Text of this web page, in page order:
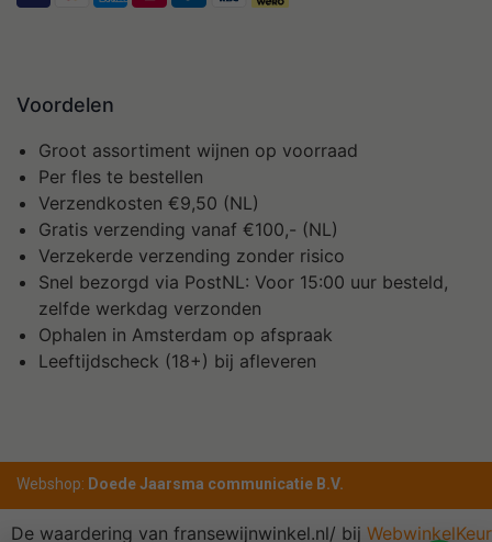
Voordelen
Groot assortiment wijnen op voorraad
Per fles te bestellen
Verzendkosten €9,50 (NL)
Gratis verzending vanaf €100,- (NL)
Verzekerde verzending zonder risico
Snel bezorgd via PostNL: Voor 15:00 uur besteld,
zelfde werkdag verzonden
Ophalen in Amsterdam op afspraak
Leeftijdscheck (18+) bij afleveren
Webshop: Doede Jaarsma communicatie B.V.
De waardering van fransewijnwinkel.nl/ bij WebwinkelKeur